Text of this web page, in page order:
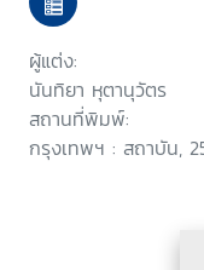
ภายใต้การบริหาร
ท้องถิ่นพัฒนา
ผู้แต่ง:
นันทิยา หุตานุวัตร
สถานที่พิมพ์:
กรุงเทพฯ : สถาบัน,